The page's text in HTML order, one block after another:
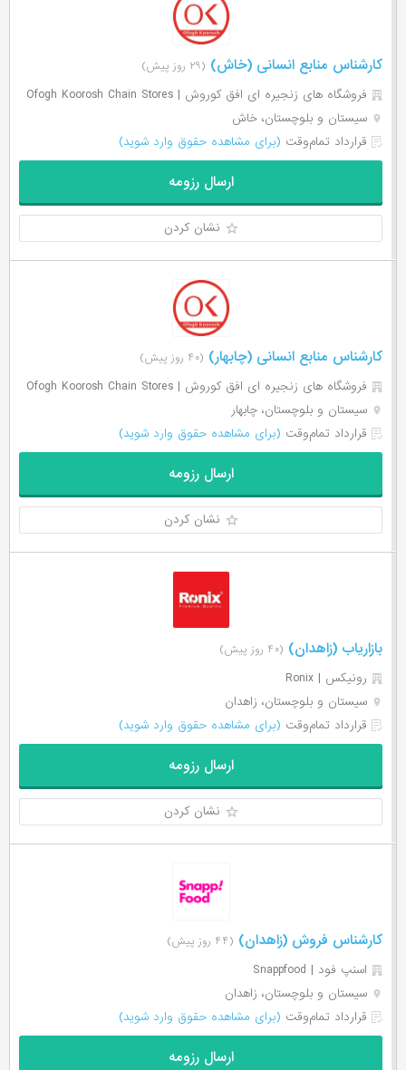
کارشناس منابع انسانی (خاش) (۲۹ روز پیش)
فروشگاه های زنجیره ای افق کوروش | Ofogh Koorosh Chain Stores
سیستان و بلوچستان، خاش
قرارداد تمام‌وقت (برای مشاهده حقوق وارد شوید)
ارسال رزومه
نشان کردن
کارشناس منابع انسانی (چابهار) (۴۰ روز پیش)
فروشگاه های زنجیره ای افق کوروش | Ofogh Koorosh Chain Stores
سیستان و بلوچستان، چابهار
قرارداد تمام‌وقت (برای مشاهده حقوق وارد شوید)
ارسال رزومه
نشان کردن
بازاریاب (زاهدان) (۴۰ روز پیش)
رونیکس | Ronix
سیستان و بلوچستان، زاهدان
قرارداد تمام‌وقت (برای مشاهده حقوق وارد شوید)
ارسال رزومه
نشان کردن
کارشناس فروش (زاهدان) (۴۴ روز پیش)
اسنپ فود | Snappfood
سیستان و بلوچستان، زاهدان
قرارداد تمام‌وقت (برای مشاهده حقوق وارد شوید)
ارسال رزومه